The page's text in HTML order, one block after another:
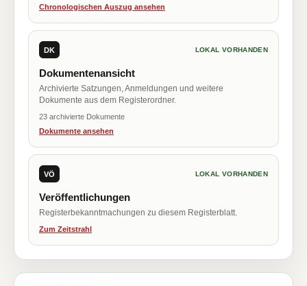
Chronologischen Auszug ansehen
DK LOKAL VORHANDEN
Dokumentenansicht
Archivierte Satzungen, Anmeldungen und weitere
Dokumente aus dem Registerordner.
23 archivierte Dokumente
Dokumente ansehen
VÖ LOKAL VORHANDEN
Veröffentlichungen
Registerbekanntmachungen zu diesem Registerblatt.
Zum Zeitstrahl